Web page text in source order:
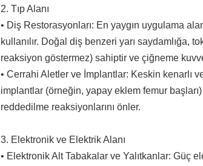
2. Tıp Alanı
• Diş Restorasyonları: En yaygın uygulama
kullanılır. Doğal diş benzeri yarı saydamlığa,
reaksiyon göstermez) sahiptir ve çiğneme
• Cerrahi Aletler ve İmplantlar: Keskin kenarlı
implantlar (örneğin, yapay eklem femur
reddedilme reaksiyonlarını önler.
3. Elektronik ve Elektrik Alanı
• Elektronik Alt Tabakalar ve Yalıtkanlar: Güç